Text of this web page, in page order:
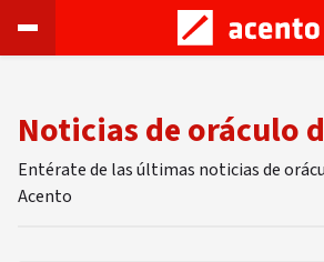
Noticias de oráculo
Entérate de las últimas noticias de
Acento